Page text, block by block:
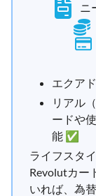
ニ
エクア
リアル
ードや
能 ✅
ライフスタ
Revolutカー
いれば、為